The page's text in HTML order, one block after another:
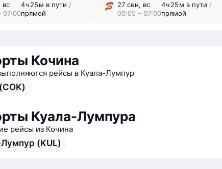
вс
07:00
4 ⁠ч 25 ⁠м в пути /
прямой
27 сен, вс
00:05 – 07:00
4 ⁠ч 25 ⁠м в пути /
прямой
Кочина
рейсы в Куала-Лумпур
Куала-Лумпура
рейсы из Кочина
(KUL)